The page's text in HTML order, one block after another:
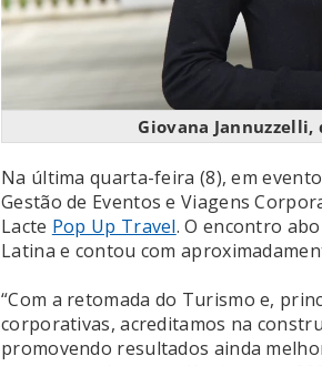
Giovana
Na última quarta-feira (8), em
Gestão de Eventos e Viagens
Lacte Pop Up Travel. O encontro
Latina e contou com
“Com a retomada do Turismo e,
corporativas, acreditamos na
promovendo resultados ainda